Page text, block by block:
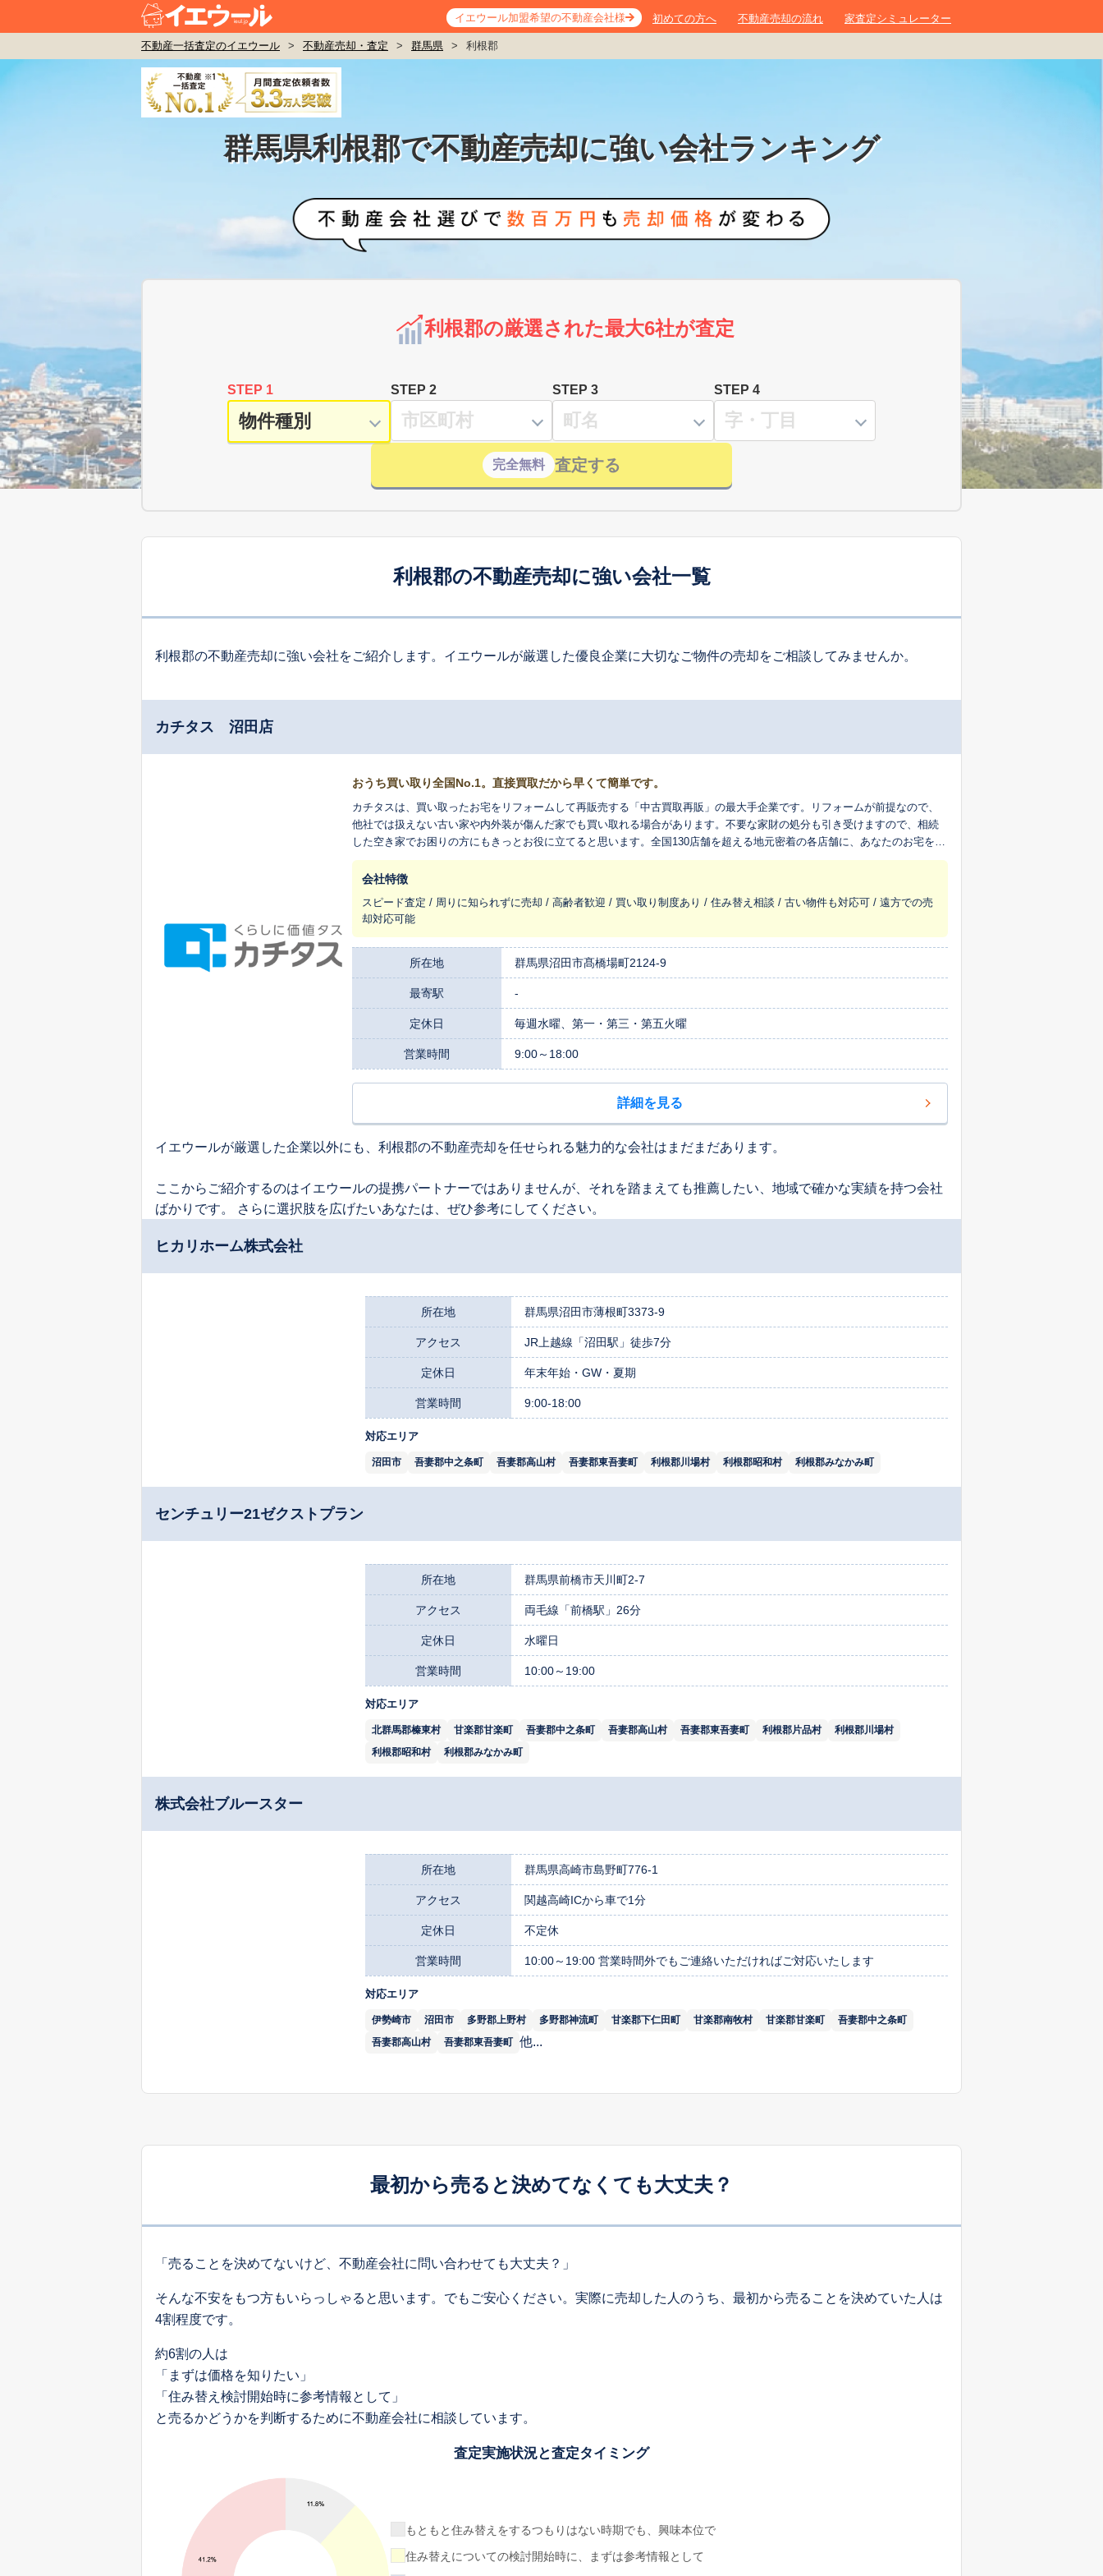
イエウール加盟希望の不動産会社様 初めての方へ 不動産売却の流れ 家査定シミュレーター
不動産一括査定のイエウール > 不動産売却・査定 > 群馬県 > 利根郡
群馬県利根郡で不動産売却に強い会社ランキング
利根郡の厳選された最大6社が査定
STEP 1 STEP 2 STEP 3 STEP 4
完全無料 査定する
利根郡の不動産売却に強い会社一覧
利根郡の不動産売却に強い会社をご紹介します。イエウールが厳選した優良企業に大切なご物件の売却をご相談してみませんか。
カチタス 沼田店
おうち買い取り全国No.1。直接買取だから早くて簡単です。
カチタスは、買い取ったお宅をリフォームして再販売する「中古買取再販」の最大手企業です。リフォームが前提なので、
他社では扱えない古い家や内外装が傷んだ家でも買い取れる場合があります。不要な家財の処分も引き受けますので、相続
した空き家でお困りの方にもきっとお役に立てると思います。全国130店舗を超える地元密着の各店舗に、あなたのお宅を生
まれ変わらせ、長く住みつなぐお手伝いをさせてください。
会社特徴
スピード査定 / 周りに知られずに売却 / 高齢者歓迎 / 買い取り制度あり / 住み替え相談 / 古い物件も対応可 / 遠方での売
却対応可能
所在地 群馬県沼田市髙橋場町2124-9
最寄駅 -
定休日 毎週水曜、第一・第三・第五火曜
営業時間 9:00～18:00
詳細を見る
イエウールが厳選した企業以外にも、利根郡の不動産売却を任せられる魅力的な会社はまだまだあります。
ここからご紹介するのはイエウールの提携パートナーではありませんが、それを踏まえても推薦したい、地域で確かな実績を持つ会社
ばかりです。 さらに選択肢を広げたいあなたは、ぜひ参考にしてください。
ヒカリホーム株式会社
所在地 群馬県沼田市薄根町3373-9
アクセス JR上越線「沼田駅」徒歩7分
定休日 年末年始・GW・夏期
営業時間 9:00-18:00
対応エリア
沼田市 吾妻郡中之条町 吾妻郡高山村 吾妻郡東吾妻町 利根郡川場村 利根郡昭和村 利根郡みなかみ町
センチュリー21ゼクストプラン
所在地 群馬県前橋市天川町2-7
アクセス 両毛線「前橋駅」26分
定休日 水曜日
営業時間 10:00～19:00
対応エリア
北群馬郡榛東村 甘楽郡甘楽町 吾妻郡中之条町 吾妻郡高山村 吾妻郡東吾妻町 利根郡片品村
利根郡川場村
利根郡昭和村
利根郡みなかみ町
株式会社ブルースター
所在地 群馬県高崎市島野町776-1
アクセス 関越高崎ICから車で1分
定休日 不定休
営業時間 10:00～19:00 営業時間外でもご連絡いただければご対応いたします
対応エリア
伊勢崎市 沼田市 多野郡上野村 多野郡神流町 甘楽郡下仁田町 甘楽郡南牧村 甘楽郡甘楽町
吾妻郡中之条町
吾妻郡高山村
吾妻郡東吾妻町 他...
最初から売ると決めてなくても大丈夫？
「売ることを決めてないけど、不動産会社に問い合わせても大丈夫？」
そんな不安をもつ方もいらっしゃると思います。でもご安心ください。実際に売却した人のうち、最初から売ることを決めていた人は
4割程度です。
約6割の人は
「まずは価格を知りたい」
「住み替え検討開始時に参考情報として」
と売るかどうかを判断するために不動産会社に相談しています。
査定実施状況と査定タイミング
もともと住み替えをするつもりはない時期でも、興味本位で
住み替えについての検討開始時に、まずは参考情報として